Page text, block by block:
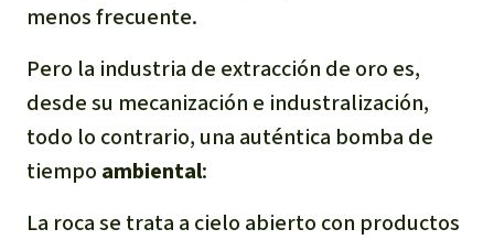
menos frecuente.
Pero la industria de extracción de oro es,
desde su mecanización e industralización,
todo lo contrario, una auténtica bomba de
tiempo ambiental:
La roca se trata a cielo abierto con productos